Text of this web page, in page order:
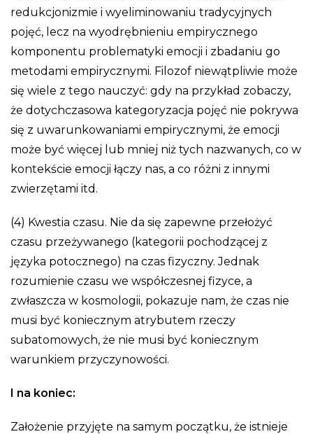
redukcjonizmie i wyeliminowaniu tradycyjnych
pojęć, lecz na wyodrębnieniu empirycznego
komponentu problematyki emocji i zbadaniu go
metodami empirycznymi. Filozof niewątpliwie może
się wiele z tego nauczyć: gdy na przykład zobaczy,
że dotychczasowa kategoryzacja pojęć nie pokrywa
się z uwarunkowaniami empirycznymi, że emocji
może być więcej lub mniej niż tych nazwanych, co w
kontekście emocji łączy nas, a co różni z innymi
zwierzętami itd.
(4) Kwestia czasu. Nie da się zapewne przełożyć
czasu przeżywanego (kategorii pochodzącej z
języka potocznego) na czas fizyczny. Jednak
rozumienie czasu we współczesnej fizyce, a
zwłaszcza w kosmologii, pokazuje nam, że czas nie
musi być koniecznym atrybutem rzeczy
subatomowych, że nie musi być koniecznym
warunkiem przyczynowości.
I na koniec:
Założenie przyjęte na samym początku, że istnieje